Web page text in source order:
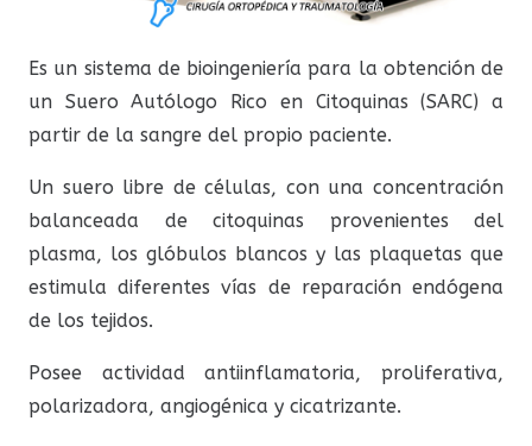
Es un sistema de bioingeniería para la obtención de
un Suero Autólogo Rico en Citoquinas (SARC) a
partir de la sangre del propio paciente.
Un suero libre de células, con una concentración
balanceada de citoquinas provenientes del
plasma, los glóbulos blancos y las plaquetas que
estimula diferentes vías de reparación endógena
de los tejidos.
Posee actividad antiinflamatoria, proliferativa,
polarizadora, angiogénica y cicatrizante.